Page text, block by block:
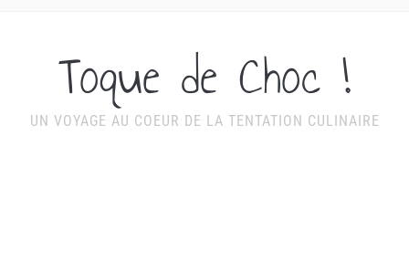
Toque de Choc !
UN VOYAGE AU COEUR DE LA TENTATION CULINAIRE